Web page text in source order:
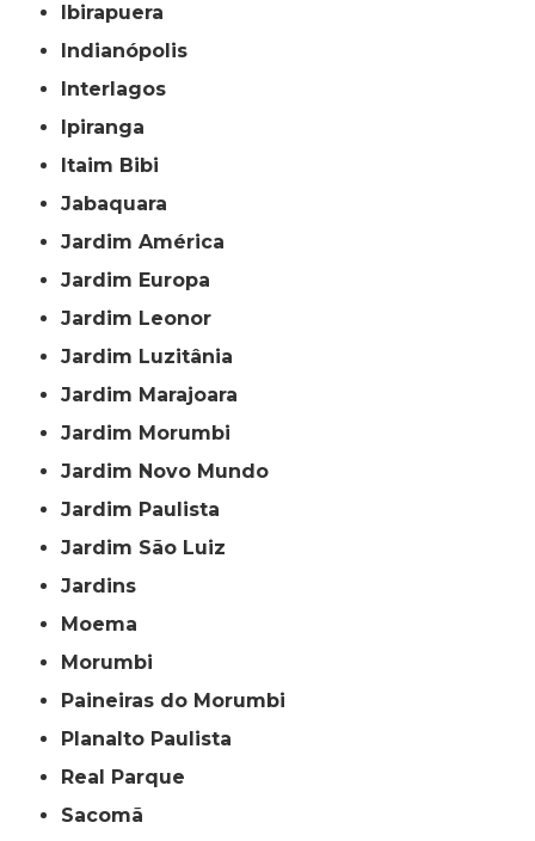
Ibirapuera
Indianópolis
Interlagos
Ipiranga
Itaim Bibi
Jabaquara
Jardim América
Jardim Europa
Jardim Leonor
Jardim Luzitânia
Jardim Marajoara
Jardim Morumbi
Jardim Novo Mundo
Jardim Paulista
Jardim São Luiz
Jardins
Moema
Morumbi
Paineiras do Morumbi
Planalto Paulista
Real Parque
Sacomã